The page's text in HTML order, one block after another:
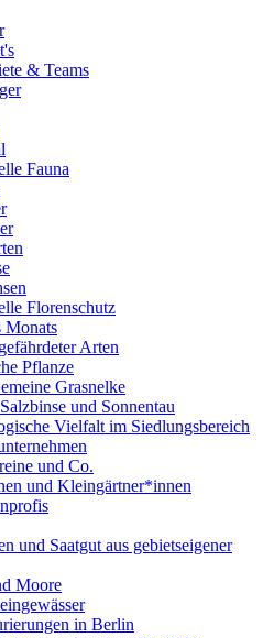
& Teams
Fauna
Florenschutz
Monats
Arten
Pflanze
Grasnelke
und Sonnentau
Vielfalt im Siedlungsbereich
und Co.
und Kleingärtner*innen
und Saatgut aus gebietseigener
Moore
in Berlin